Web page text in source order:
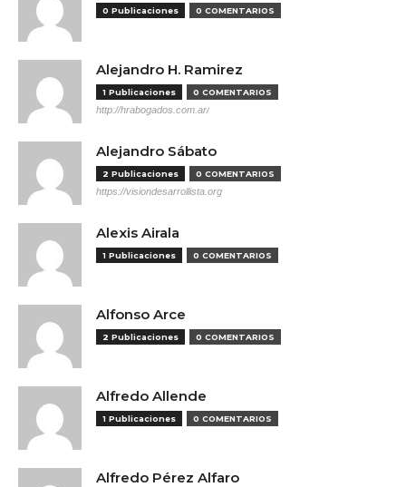
0 Publicaciones 0 COMENTARIOS
Alejandro H. Ramirez
1 Publicaciones 0 COMENTARIOS
http://hrabogados.com.ar/
Alejandro Sábato
2 Publicaciones 0 COMENTARIOS
https://visiondesarrollista.org
Alexis Airala
1 Publicaciones 0 COMENTARIOS
Alfonso Arce
2 Publicaciones 0 COMENTARIOS
Alfredo Allende
1 Publicaciones 0 COMENTARIOS
Alfredo Pérez Alfaro